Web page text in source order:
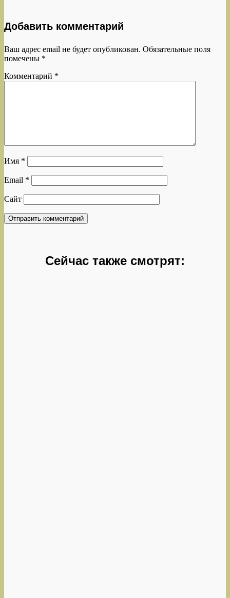
Добавить комментарий
Ваш адрес email не будет опубликован. Обязательные поля
помечены *
Комментарий *
Имя *
Email *
Сайт
Сейчас также смотрят: